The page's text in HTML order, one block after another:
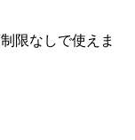
限なしで使えま